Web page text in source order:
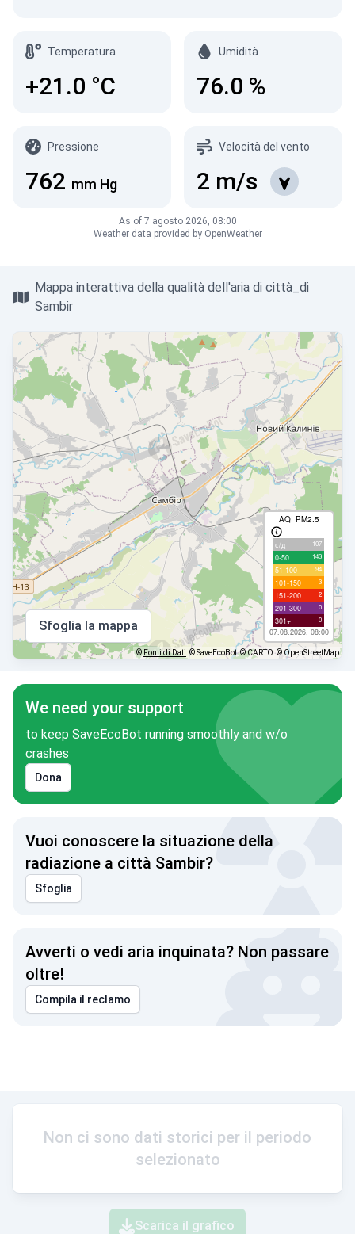
Temperatura
+21.0 °C
Umidità
76.0 %
Pressione
762 mm Hg
Velocità del vento
2 m/s
As of 7 agosto 2026, 08:00
Weather data provided by OpenWeather
Mappa interattiva della qualità dell'aria di città_di
Sambir
AQI PM2.5
с/д 107
0-50 143
51-100 94
101-150 3
151-200 2
201-300 0
301+ 0
07.08.2026, 08:00
Sfoglia la mappa
©Fonti di Dati © SaveEcoBot © CARTO © OpenStreetMap
We need your support
to keep SaveEcoBot running smoothly and w/o
crashes
Dona
Vuoi conoscere la situazione della
radiazione a città Sambir?
Sfoglia
Avverti o vedi aria inquinata? Non passare
oltre!
Compila il reclamo
Non ci sono dati storici per il periodo
selezionato
Scarica il grafico